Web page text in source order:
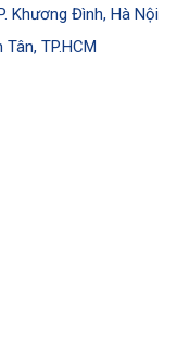
Khương Đình, Hà Nội
TP.HCM